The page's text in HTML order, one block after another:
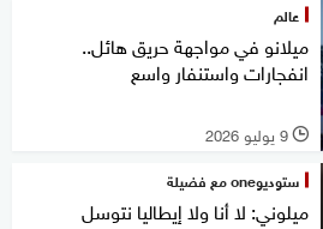
عالم
ميلانو في مواجهة حريق هائل..
انفجارات واستنفار واسع
l 9 يوليو 2026
ستوديوone مع فضيلة
ميلوني: لا أنا ولا إيطاليا نتوسل